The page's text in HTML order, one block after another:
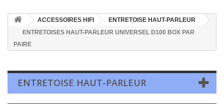
ACCESSOIRES HIFI
ENTRETOISE HAUT-PARLEUR
ENTRETOISES HAUT-PARLEUR UNIVERSEL D100 BOX PAR
PAIRE
ENTRETOISE HAUT-PARLEUR